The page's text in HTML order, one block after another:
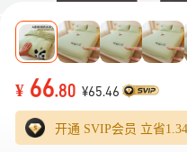
¥ 66.80 ¥65.46
开通 SVIP会员 立省